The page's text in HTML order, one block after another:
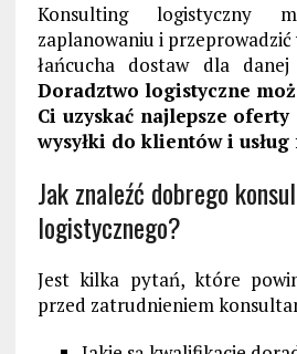
Konsulting logistyczny
zaplanowaniu i
łańcucha dostaw dla
Doradztwo logistyczne
Ci uzyskać najlepsze oferty
wysyłki do klientów i
Jak znaleźć dobrego
logistycznego?
Jest kilka pytań, które
przed zatrudnieniem